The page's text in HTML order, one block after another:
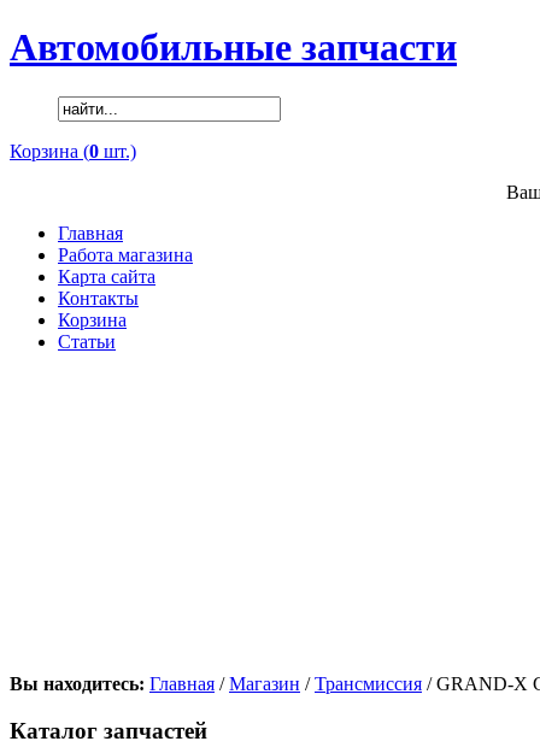
Автомобильные запчасти
Корзина (0 шт.)
Главная
Работа магазина
Карта сайта
Контакты
Корзина
Статьи
Вы находитесь: Главная /Магазин /Трансмиссия / GRAND-X
Каталог запчастей